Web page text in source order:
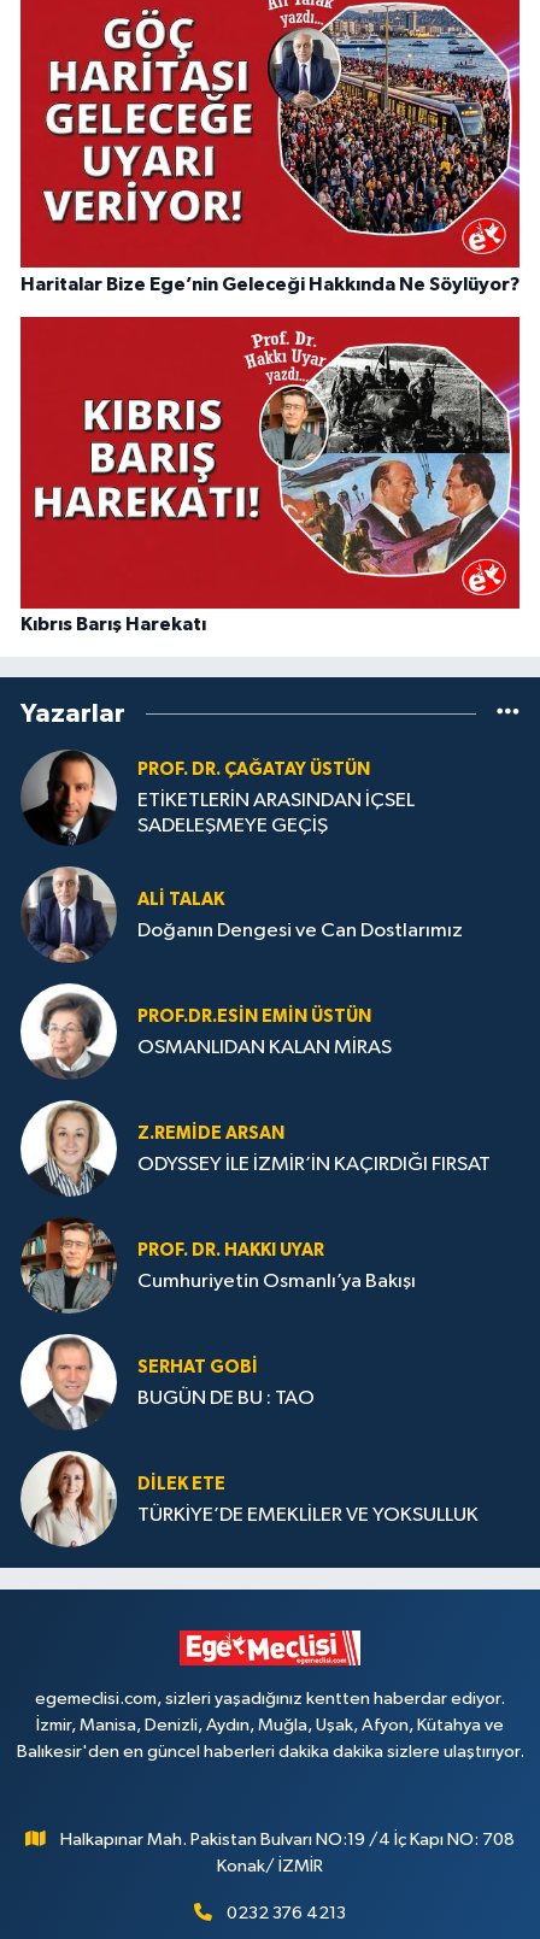
Haritalar Bize Ege’nin Geleceği Hakkında Ne Söylüyor?
Kıbrıs Barış Harekatı
Yazarlar
PROF. DR. ÇAĞATAY ÜSTÜN
ETİKETLERİN ARASINDAN İÇSEL
SADELEŞMEYE GEÇİŞ
ALI TALAK
Doğanın Dengesi ve Can Dostlarımız
PROF.DR.ESIN EMIN ÜSTÜN
OSMANLIDAN KALAN MİRAS
Z.REMIDE ARSAN
ODYSSEY İLE İZMİR’İN KAÇIRDIĞI FIRSAT
PROF. DR. HAKKI UYAR
Cumhuriyetin Osmanlı’ya Bakışı
SERHAT GOBİ
BUGÜN DE BU : TAO
DILEK ETE
TÜRKİYE’DE EMEKLİLER VE YOKSULLUK
egemeclisi.com, sizleri yaşadığınız kentten haberdar ediyor.
İzmir, Manisa, Denizli, Aydın, Muğla, Uşak, Afyon, Kütahya ve
Balıkesir'den en güncel haberleri dakika dakika sizlere ulaştırıyor.
Halkapınar Mah. Pakistan Bulvarı NO:19 /4 İç Kapı NO: 708
Konak/ İZMİR
0232 376 4213